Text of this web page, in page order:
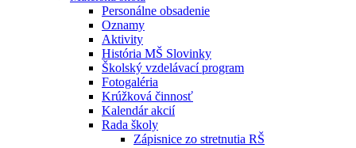
Personálne obsadenie
Oznamy
Aktivity
História MŠ Slovinky
Školský vzdelávací program
Fotogaléria
Krúžková činnosť
Kalendár akcií
Rada školy
Zápisnice zo stretnutia RŠ